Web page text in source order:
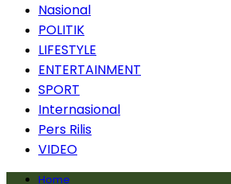
Nasional
POLITIK
LIFESTYLE
ENTERTAINMENT
SPORT
Internasional
Pers Rilis
VIDEO
Home